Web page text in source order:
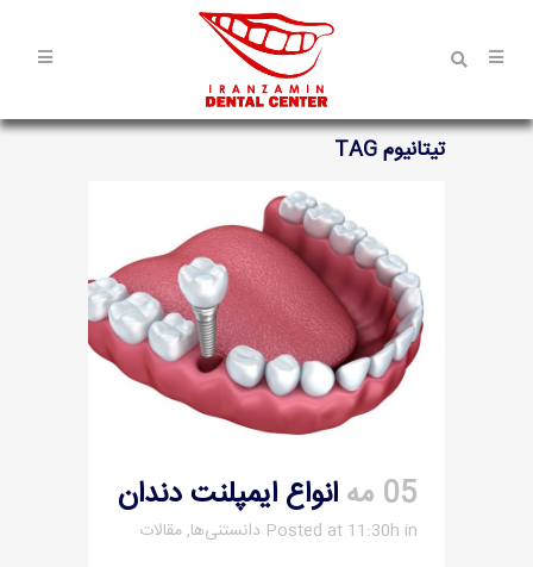
تیتانیوم TAG
05 مه انواع ایمپلنت دندان
Posted at 11:30h in دانستنی‌ها,مقالات